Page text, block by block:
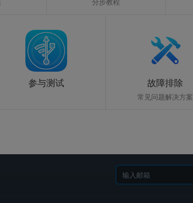
分步教程
参与测试 故障排除
常见问题解决方案